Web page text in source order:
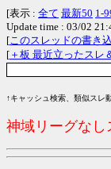
[表示 : 全て 最新50 1-
Update time : 03/02
[このスレッドの書き
[ ＋板 最近立ったスレ
↑キャッシュ検索、類似スレ
神域リーグなし